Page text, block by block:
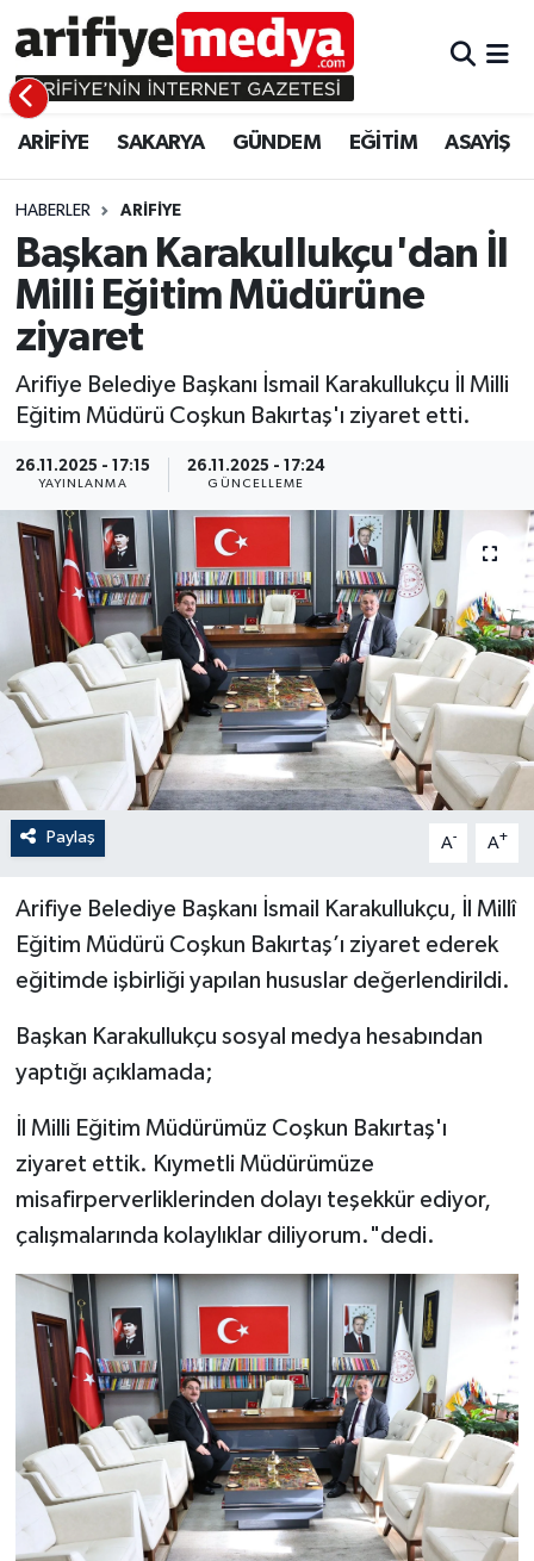
ARİFİYE SAKARYA GÜNDEM EĞİTİM ASAYİŞ
HABERLER ARİFİYE
Başkan Karakullukçu'dan İl
Milli Eğitim Müdürüne
ziyaret
Arifiye Belediye Başkanı İsmail Karakullukçu İl Milli
Eğitim Müdürü Coşkun Bakırtaş'ı ziyaret etti.
26.11.2025 - 17:15
YAYINLANMA
26.11.2025 - 17:24
GÜNCELLEME
Paylaş A- A+
Arifiye Belediye Başkanı İsmail Karakullukçu, İl Millî
Eğitim Müdürü Coşkun Bakırtaş’ı ziyaret ederek
eğitimde işbirliği yapılan hususlar değerlendirildi.
Başkan Karakullukçu sosyal medya hesabından
yaptığı açıklamada;
İl Milli Eğitim Müdürümüz Coşkun Bakırtaş'ı
ziyaret ettik. Kıymetli Müdürümüze
misafirperverliklerinden dolayı teşekkür ediyor,
çalışmalarında kolaylıklar diliyorum."dedi.
ARİFİYE
SAKARYA
GÜNDEM
EĞİTİM
ASAYİŞ
EKONOMİ
ARİFİYE
GÜNDEM
EĞİTİM
EKONOMİ
ASAYİŞ
Sakarya Hava Durumu
Sakarya Namaz Vakitleri
Sakarya Trafik Yoğunluk Haritası
Süper Lig Puan Durumu ve Fikstür
Tüm Manşetler
Son Dakika Haberleri
Haber Arşivi